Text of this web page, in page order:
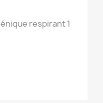
respirant 1